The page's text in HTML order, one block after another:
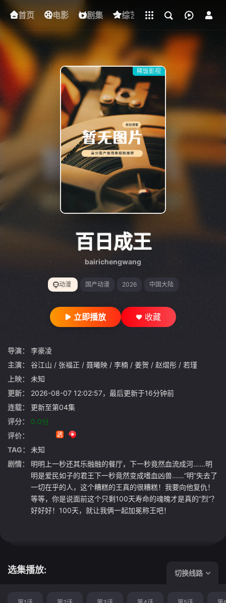
首页 电影 剧集 综艺 动漫 短剧
下载客户端
稀饭影视
百日成王
bairichengwang
动漫 国产动漫 2026 中国大陆
立即播放 收藏
导演：
李豪凌
主演：
谷江山 / 张福正 / 聂曦映 / 李楠 / 姜贺 / 赵熠彤 / 若瑾
上映：
未知
更新：
2026-08-07 12:02:57，最后更新于16分钟前
连载：
更新至第04集
评分：
0.0分
评价：
TAG：
未知
剧情：
明明上一秒还其乐融融的餐厅，下一秒竟然血流成河……明
明是爱民如子的君王下一秒竟然变成嗜血凶兽……“明”失去了
一切在乎的人，这个糟糕的王真的很糟糕！我要向他复仇！
等等，你是说面前这个只剩100天寿命的魂魄才是真的“烈”？
好好好！100天，就让我俩一起加冕称王吧！
选集播放: 切换线路